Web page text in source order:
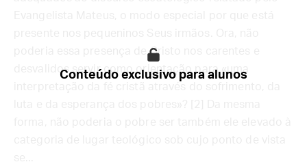
poderia essa presença de Cristo nos carentes e
desvalidos servir como orientação para «uma
Conteúdo exclusivo para alunos